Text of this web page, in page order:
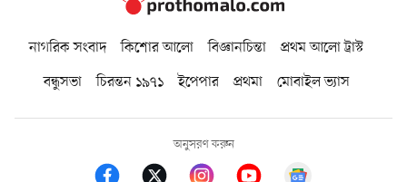
নাগরিক সংবাদ কিশোর আলো বিজ্ঞানচিন্তা
প্রথম আলো ট্রাস্ট
বন্ধুসভা
চিরন্তন ১৯৭১ ইপেপার প্রথমা মোবাইল ভ্যাস
অনুসরণ করুন